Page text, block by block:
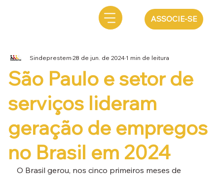
ASSOCIE-SE
São Paulo e setor de
serviços lideram
geração de empregos
no Brasil em 2024
Sindeprestem28 de jun. de 20241 min de leitura
O Brasil gerou, nos cinco primeiros meses de